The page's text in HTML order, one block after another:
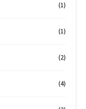
(1)
(1)
(2)
(4)